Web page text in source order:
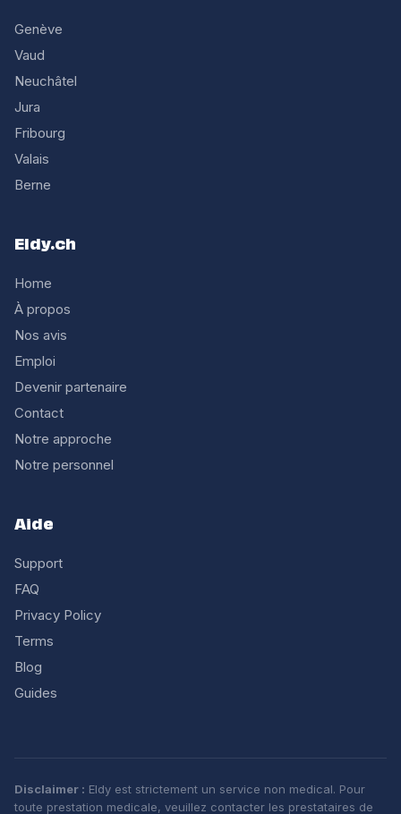
Genève
Vaud
Neuchâtel
Jura
Fribourg
Valais
Berne
Eldy.ch
Home
À propos
Nos avis
Emploi
Devenir partenaire
Contact
Notre approche
Notre personnel
Aide
Support
FAQ
Privacy Policy
Terms
Blog
Guides
Disclaimer : Eldy est strictement un service non medical. Pour
toute prestation medicale, veuillez contacter les prestataires de